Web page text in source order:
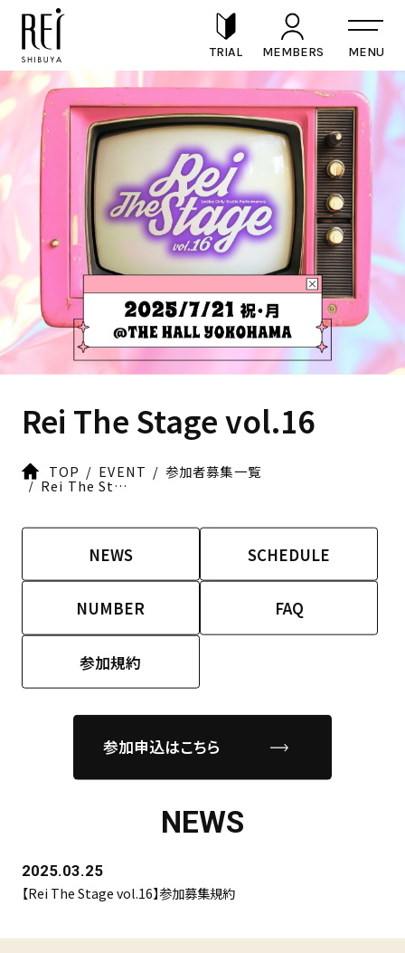
TRIAL MEMBERS
Rei The Stage vol.16
TOP EVENT 参加者募集一覧
Rei The Stage vol.16
NEWS SCHEDULE
NUMBER FAQ
参加規約
参加申込はこちら
NEWS
2025.03.25
【Rei The Stage vol.16】参加募集規約